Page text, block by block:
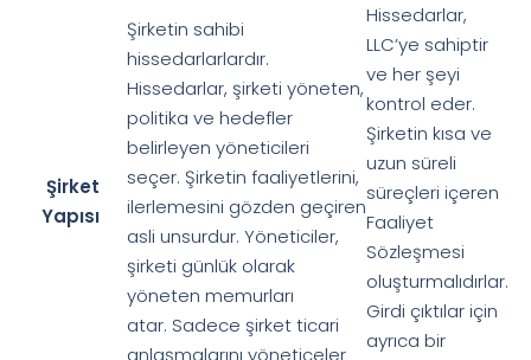
Şirket
Yapısı
Şirketin sahibi
hissedarlarlardır.
Hissedarlar, şirketi yöneten,
politika ve hedefler
belirleyen yöneticileri
seçer. Şirketin faaliyetlerini,
ilerlemesini gözden geçiren
asli unsurdur. Yöneticiler,
şirketi günlük olarak
yöneten memurları
atar. Sadece şirket ticari
anlaşmalarını yöneticeler
Hissedarlar,
LLC’ye sahiptir
ve her şeyi
kontrol eder.
Şirketin kısa ve
uzun süreli
süreçleri içeren
Faaliyet
Sözleşmesi
oluşturmalıdırlar.
Girdi çıktılar için
ayrıca bir